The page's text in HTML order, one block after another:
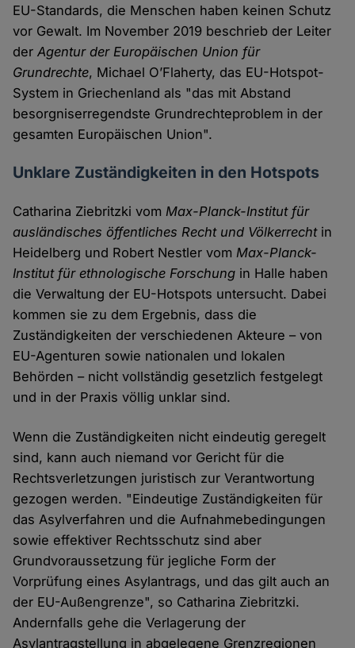
EU-Standards, die Menschen haben keinen Schutz
vor Gewalt. Im November 2019 beschrieb der Leiter
derAgentur der Europäischen Union für
Grundrechte, Michael O’Flaherty, das EU-Hotspot-
System in Griechenland als "das mit Abstand
besorgniserregendste Grundrechteproblem in der
gesamten Europäischen Union".
Unklare Zuständigkeiten in den Hotspots
Catharina Ziebritzki vomMax-Planck-Institut für
ausländisches öffentliches Recht und Völkerrechtin
Heidelberg und Robert Nestler vomMax-Planck-
Institut für ethnologische Forschung in Halle haben
die Verwaltung der EU-Hotspots untersucht. Dabei
kommen sie zu dem Ergebnis, dass die
Zuständigkeiten der verschiedenen Akteure – von
EU-Agenturen sowie nationalen und lokalen
Behörden – nicht vollständig gesetzlich festgelegt
und in der Praxis völlig unklar sind.
Wenn die Zuständigkeiten nicht eindeutig geregelt
sind, kann auch niemand vor Gericht für die
Rechtsverletzungen juristisch zur Verantwortung
gezogen werden. "Eindeutige Zuständigkeiten für
das Asylverfahren und die Aufnahmebedingungen
sowie effektiver Rechtsschutz sind aber
Grundvoraussetzung für jegliche Form der
Vorprüfung eines Asylantrags, und das gilt auch an
der EU-Außengrenze", so Catharina Ziebritzki.
Andernfalls gehe die Verlagerung der
Asylantragstellung in abgelegene Grenzregionen